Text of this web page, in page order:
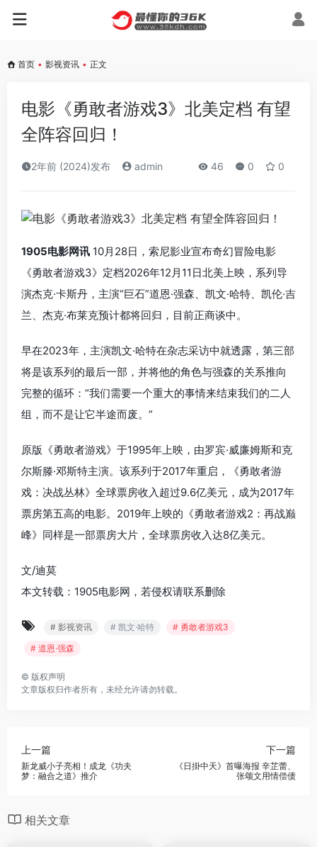
首页 • 影视资讯 • 正文
电影《勇敢者游戏3》北美定档 有望
全阵容回归！
2年前 (2024)发布 admin 46 0 0
1905电影网讯 10月28日，索尼影业宣布奇幻冒险电影
《勇敢者游戏3》定档2026年12月11日北美上映，系列导
演杰克·卡斯丹，主演“巨石”道恩·强森、凯文·哈特、凯伦·吉
兰、杰克·布莱克预计都将回归，目前正商谈中。
早在2023年，主演凯文·哈特在杂志采访中就透露，第三部
将是该系列的最后一部，并将他的角色与强森的关系推向
完整的循环：“我们需要一个重大的事情来结束我们的二人
组，而不是让它半途而废。”
原版《勇敢者游戏》于1995年上映，由罗宾·威廉姆斯和克
尔斯滕·邓斯特主演。该系列于2017年重启，《勇敢者游
戏：决战丛林》全球票房收入超过9.6亿美元，成为2017年
票房第五高的电影。2019年上映的《勇敢者游戏2：再战巅
峰》同样是一部票房大片，全球票房收入达8亿美元。
文/迪莫
本文转载：1905电影网，若侵权请联系删除
# 影视资讯 # 凯文·哈特
# 勇敢者游戏3
# 道恩·强森
© 版权声明
文章版权归作者所有，未经允许请勿转载。
上一篇
新龙威小子亮相！成龙《功夫
梦：融合之道》推介
下一篇
《日掛中天》首曝海报 辛芷蕾、
张颂文用情偿债
相关文章